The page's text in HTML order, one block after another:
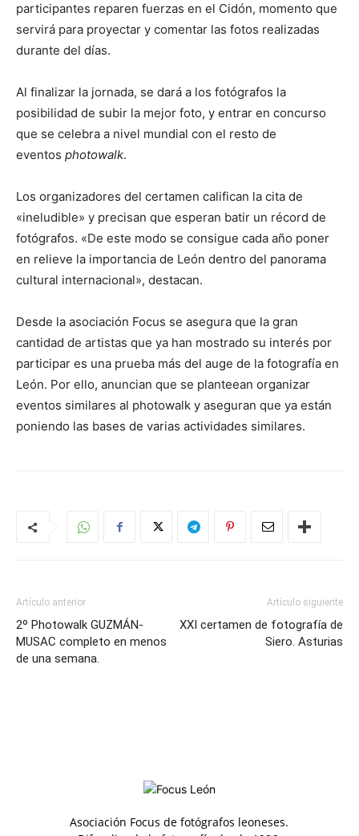
participantes reparen fuerzas en el Cidón, momento que
servirá para proyectar y comentar las fotos realizadas
durante del días.
Al finalizar la jornada, se dará a los fotógrafos la
posibilidad de subir la mejor foto, y entrar en concurso
que se celebra a nivel mundial con el resto de
eventos photowalk.
Los organizadores del certamen califican la cita de
«ineludible» y precisan que esperan batir un récord de
fotógrafos. «De este modo se consigue cada año poner
en relieve la importancia de León dentro del panorama
cultural internacional», destacan.
Desde la asociación Focus se asegura que la gran
cantidad de artistas que ya han mostrado su interés por
participar es una prueba más del auge de la fotografía en
León. Por ello, anuncian que se planteean organizar
eventos similares al photowalk y aseguran que ya están
poniendo las bases de varias actividades similares.
Artículo anterior
2º Photowalk GUZMÁN-
MUSAC completo en menos
de una semana.
Artículo siguiente
XXI certamen de fotografía de
Siero. Asturias
Asociación Focus de fotógrafos leoneses.